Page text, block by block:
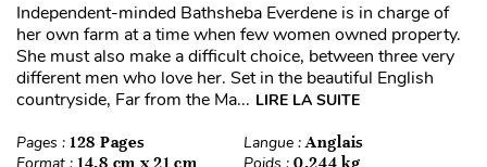
Independent-minded Bathsheba Everdene is in charge of
her own farm at a time when few women owned property.
She must also make a difficult choice, between three very
different men who love her. Set in the beautiful English
countryside, Far from the Ma... LIRE LA SUITE
Pages : 128 Pages Langue :Anglais
14,8 cm x 21 cm 0,244 kg